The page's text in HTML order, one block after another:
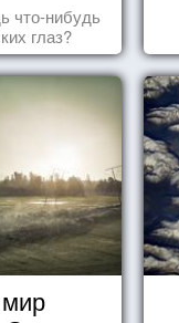
что-нибудь
глаз?